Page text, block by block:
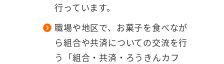
行っています。
職場や地区で、お菓子を食べなが
ら組合や共済についての交流を行
う「組合・共済・ろうきんカフ